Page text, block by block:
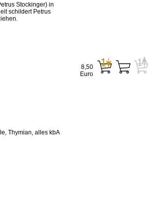
Stockinger) in
schildert Petrus
Thymian, alles kbA
8,50
Euro